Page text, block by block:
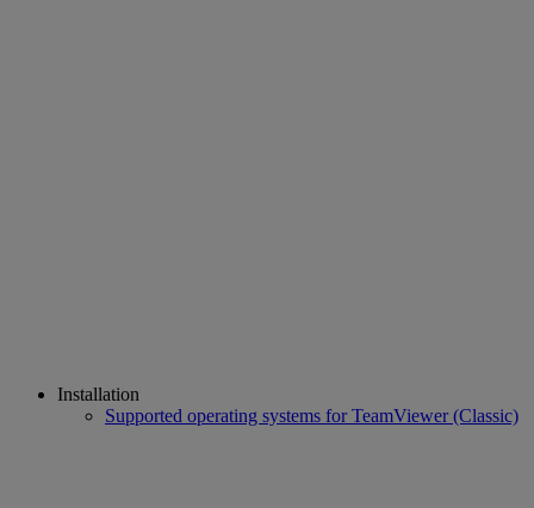
Installation
Supported operating systems for TeamViewer (Classic)